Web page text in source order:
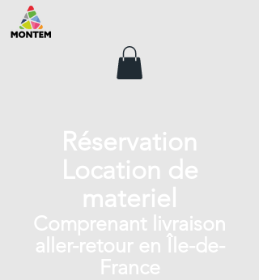
Réservation
Location de
materiel
Comprenant livraison
aller-retour en Île-de-
France